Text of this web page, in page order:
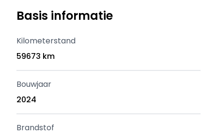
Basis informatie
Kilometerstand
59673 km
Bouwjaar
2024
Brandstof